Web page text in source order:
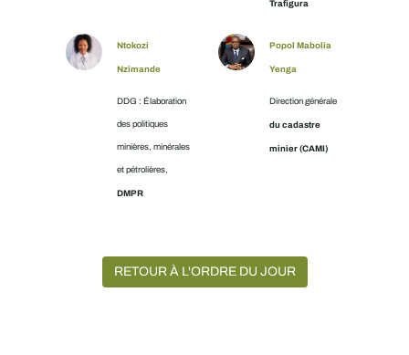
Trafigura
Ntokozi
Nzimande
DDG : Élaboration
des politiques
minières, minérales
et pétrolières,
DMPR
Popol Mabolia
Yenga
Direction générale
du cadastre
minier (CAMI)
RETOUR À L'ORDRE DU JOUR